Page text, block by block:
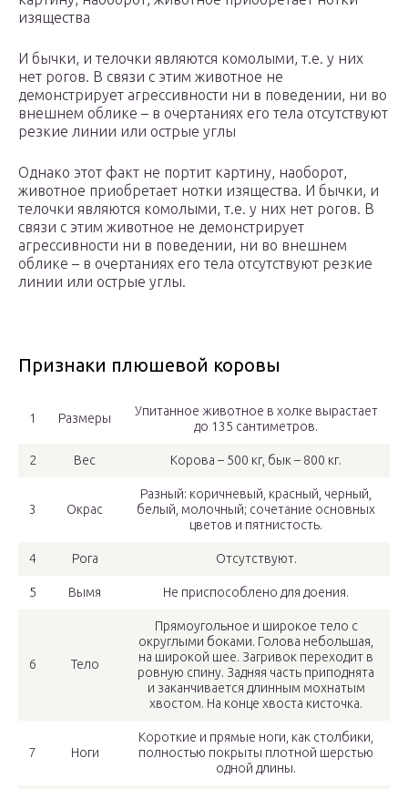
изящества
И бычки, и телочки являются комолыми, т.е. у них
нет рогов. В связи с этим животное не
демонстрирует агрессивности ни в поведении, ни во
внешнем облике – в очертаниях его тела отсутствуют
резкие линии или острые углы
Однако этот факт не портит картину, наоборот,
животное приобретает нотки изящества. И бычки, и
телочки являются комолыми, т.е. у них нет рогов. В
связи с этим животное не демонстрирует
агрессивности ни в поведении, ни во внешнем
облике – в очертаниях его тела отсутствуют резкие
линии или острые углы.
Признаки плюшевой коровы
1 Размеры
Упитанное животное в холке вырастает
до 135 сантиметров.
2 Вес Корова – 500 кг, бык – 800 кг.
3 Окрас
Разный: коричневый, красный, черный,
белый, молочный; сочетание основных
цветов и пятнистость.
4 Рога Отсутствуют.
5 Вымя Не приспособлено для доения.
6 Тело
Прямоугольное и широкое тело с
округлыми боками. Голова небольшая,
на широкой шее. Загривок переходит в
ровную спину. Задняя часть приподнята
и заканчивается длинным мохнатым
хвостом. На конце хвоста кисточка.
7 Ноги
Короткие и прямые ноги, как столбики,
полностью покрыты плотной шерстью
одной длины.